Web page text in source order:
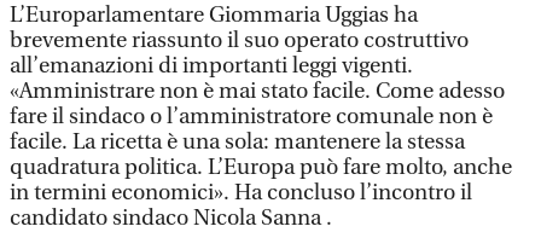
L’Europarlamentare Giommaria Uggias ha
brevemente riassunto il suo operato costruttivo
all’emanazioni di importanti leggi vigenti.
«Amministrare non è mai stato facile. Come adesso
fare il sindaco o l’amministratore comunale non è
facile. La ricetta è una sola: mantenere la stessa
quadratura politica. L’Europa può fare molto, anche
in termini economici». Ha concluso l’incontro il
candidato sindaco Nicola Sanna .